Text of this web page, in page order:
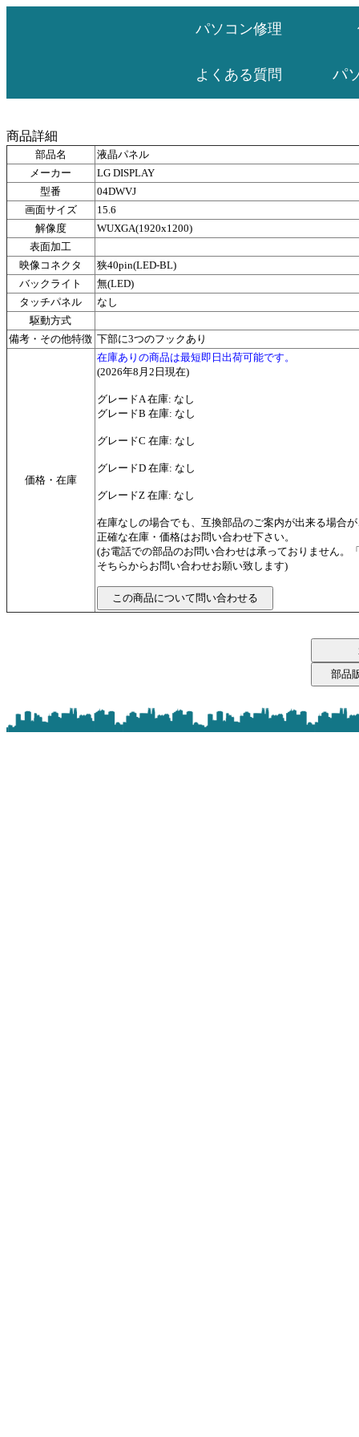
パソコン修理
よくある質問 パ
商品詳細
部品名
液晶パネル
メーカー
LG DISPLAY
型番
04DWVJ
画面サイズ
15.6
解像度
WUXGA(1920x1200)
表面加工
映像コネクタ
狭40pin(LED-BL)
バックライト
無(LED)
タッチパネル
なし
駆動方式
備考・その他特徴 下部に3つのフックあり
価格・在庫
在庫ありの商品は最短即日出荷可能です。
(2026年8月2日現在)
グレードA 在庫: なし
グレードB 在庫: なし
グレードC 在庫: なし
グレードD 在庫: なし
グレードZ 在庫: なし
在庫なしの場合でも、互換部品のご案内が出来る場合
正確な在庫・価格はお問い合わせ下さい。
(お電話での部品のお問い合わせは承っておりません。
そちらからお問い合わせお願い致します)